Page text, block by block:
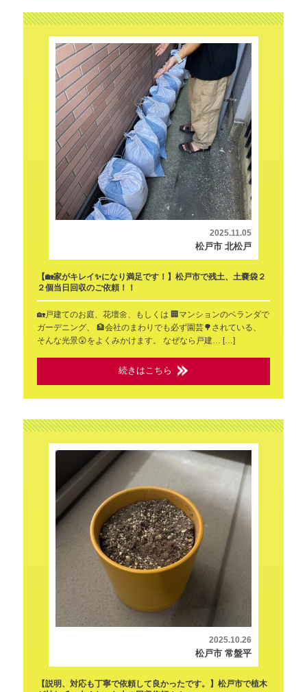
2025.11.05
松戸市 北松戸
【🏡家がキレイ✨になり満足です！】松戸市で残土、土嚢袋２
２個当日回収のご依頼！！
🏡戸建てのお庭、花壇🌼、もしくは 🏢マンションのベランダで
ガーデニング、 🏦会社のまわりでも必ず園芸🌳されている、
そんな光景😲をよくみかけます。 なぜなら戸建… […]
続きはこちら
2025.10.26
松戸市 常盤平
【説明、対応も丁寧で依頼して良かったです。】松戸市で植木